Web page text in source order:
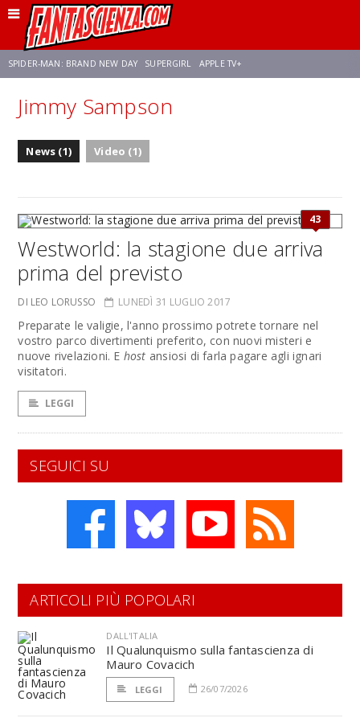
SPIDER-MAN: BRAND NEW DAY SUPERGIRL APPLE TV+
FRANCO RICCIARDIELLO ZENDAYA STAR TREK
Jimmy Sampson
News (1) Video (1)
43
Westworld: la stagione due arriva
prima del previsto
DI LEO LORUSSO LUNEDÌ 31 LUGLIO 2017
Preparate le valigie, l'anno prossimo potrete tornare nel
vostro parco divertimenti preferito, con nuovi misteri e
nuove rivelazioni. E host ansiosi di farla pagare agli ignari
visitatori.
LEGGI
SEGUICI SU
ARTICOLI PIÙ POPOLARI
DALL'ITALIA
Il Qualunquismo sulla fantascienza di
Mauro Covacich
LEGGI 26/07/2026